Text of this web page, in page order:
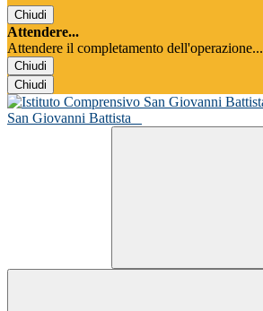
Chiudi
Attendere...
Attendere il completamento dell'operazione...
Chiudi
Chiudi
San Giovanni Battista